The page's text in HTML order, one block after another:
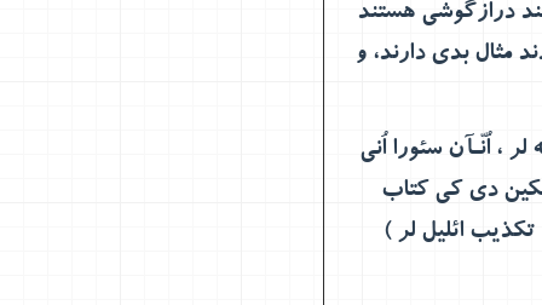
درازگوشي هستند
مثال بدي دارند، و
، اُنّـآن سئورا اُنی
تکین دی کی کتاب
تکذیب ائلیل لر )